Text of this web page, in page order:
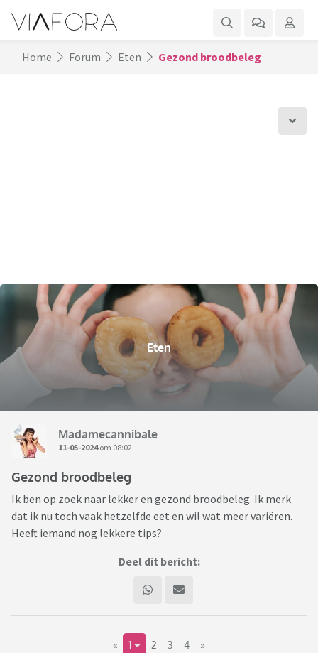
Home Forum Eten Gezond broodbeleg
Eten
Madamecannibale
11-05-2024om 08:02
Gezond broodbeleg
Ik ben op zoek naar lekker en gezond broodbeleg. Ik merk
dat ik nu toch vaak hetzelfde eet en wil wat meer variëren.
Heeft iemand nog lekkere tips?
Deel dit bericht:
« 1 2 3 4 »